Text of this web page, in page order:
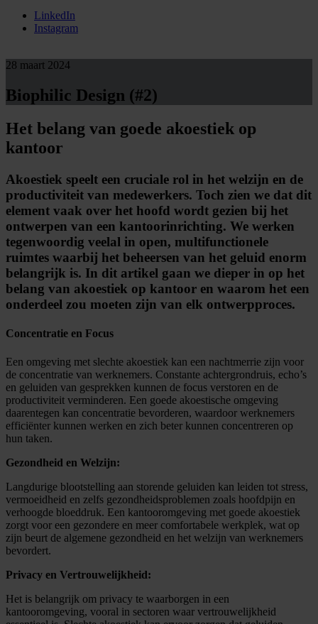
LinkedIn
Instagram
28 maart 2024
Biophilic Design (#2)
Het belang van goede akoestiek op
kantoor
Akoestiek speelt een cruciale rol in het welzijn en de
productiviteit van medewerkers. Toch zien we dat dit
element vaak over het hoofd wordt gezien bij het
ontwerpen van een kantoorinrichting. We werken
tegenwoordig veelal in open, multifunctionele
ruimtes waarbij het beheersen van het geluid enorm
belangrijk is. In dit artikel gaan we dieper in op het
belang van akoestiek op kantoor en waarom het een
onderdeel zou moeten zijn van elk ontwerpproces.
Concentratie en Focus
Een omgeving met slechte akoestiek kan een nachtmerrie zijn voor
de concentratie van werknemers. Constante achtergrondruis, echo’s
en geluiden van gesprekken kunnen de focus verstoren en de
productiviteit verminderen. Een goede akoestische omgeving
daarentegen kan concentratie bevorderen, waardoor werknemers
efficiënter kunnen werken en zich beter kunnen concentreren op
hun taken.
Gezondheid en Welzijn:
Langdurige blootstelling aan storende geluiden kan leiden tot stress,
vermoeidheid en zelfs gezondheidsproblemen zoals hoofdpijn en
verhoogde bloeddruk. Een kantooromgeving met goede akoestiek
zorgt voor een gezondere en meer comfortabele werkplek, wat op
zijn beurt de algemene gezondheid en het welzijn van werknemers
bevordert.
Privacy en Vertrouwelijkheid:
Het is belangrijk om privacy te waarborgen in een
kantooromgeving, vooral in sectoren waar vertrouwelijkheid